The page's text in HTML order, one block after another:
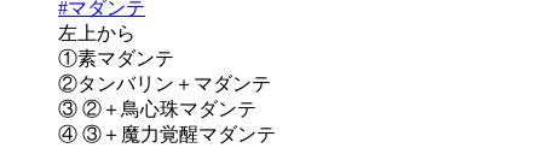
#マダンテ
左上から
①素マダンテ
②タンバリン＋マダンテ
③ ②＋鳥心珠マダンテ
④ ③＋魔力覚醒マダンテ